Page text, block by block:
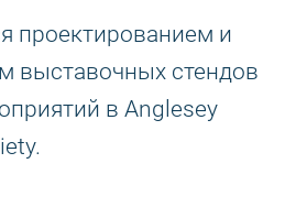
проектированием и
выставочных стендов
в Anglesey